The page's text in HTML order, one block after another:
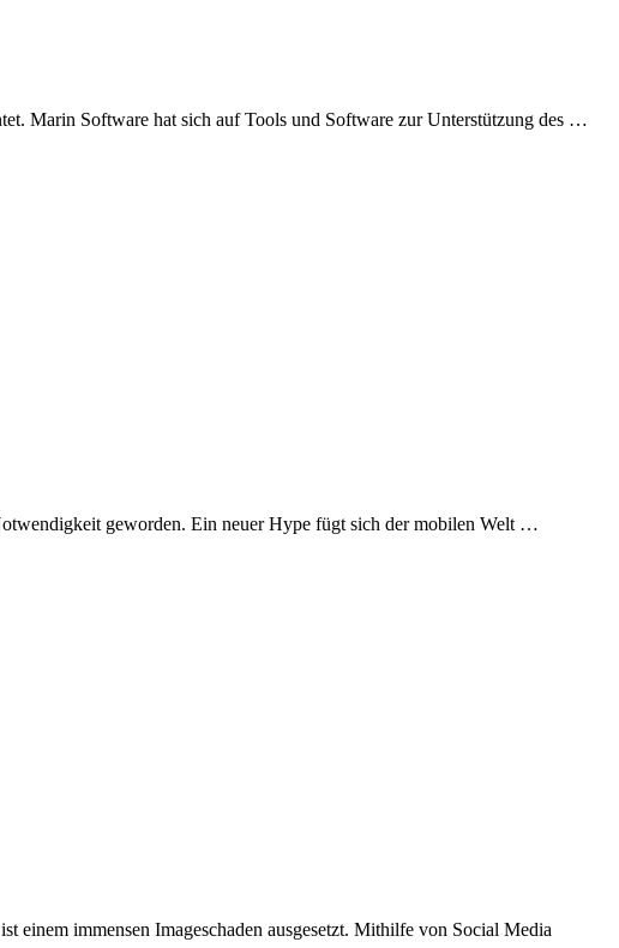
Marin Software hat sich auf Tools und Software zur Unterstützung des …
geworden. Ein neuer Hype fügt sich der mobilen Welt …
einem immensen Imageschaden ausgesetzt. Mithilfe von Social Media